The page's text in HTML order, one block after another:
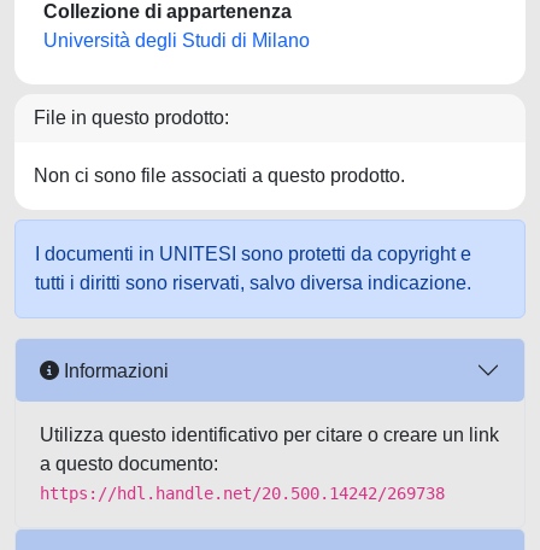
Collezione di appartenenza
Università degli Studi di Milano
File in questo prodotto:
Non ci sono file associati a questo prodotto.
I documenti in UNITESI sono protetti da copyright e
tutti i diritti sono riservati, salvo diversa indicazione.
Informazioni
Utilizza questo identificativo per citare o creare un link
a questo documento:
https://hdl.handle.net/20.500.14242/269738